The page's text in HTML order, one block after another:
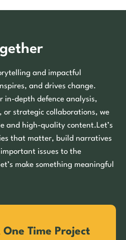
and impactful
and drives change.
in-depth defence analysis,
or strategic collaborations, we
and high-quality content.Let’s
that matter, build narratives
issues to the
make something meaningful
One Time Project